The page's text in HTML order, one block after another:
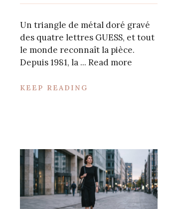
Un triangle de métal doré gravé
des quatre lettres GUESS, et tout
le monde reconnaît la pièce.
Depuis 1981, la ... Read more
KEEP READING